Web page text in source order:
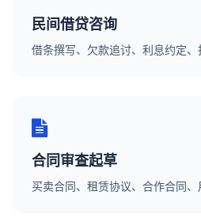
民间借贷咨询
借条撰写、欠款追讨、利息约定、
合同审查起草
买卖合同、租赁协议、合作合同、